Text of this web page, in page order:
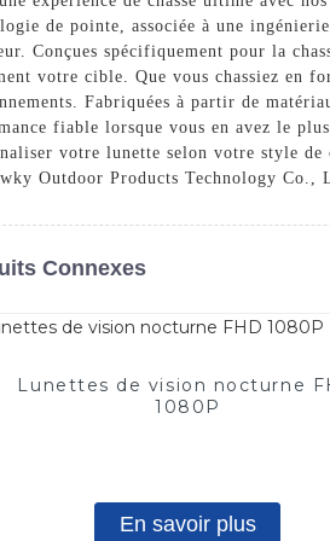
de pointe, associée à une
Conçues spécifiquement pour la
votre cible. Que vous chassiez en
Fabriquées à partir de
fiable lorsque vous en avez le
votre lunette selon votre style de
Outdoor Products Technology Co.,
Connexes
Lunettes de vision nocturne
1080P
En savoir plus